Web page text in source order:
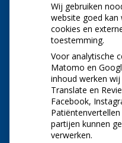
Woensdag: 08.15 uur
16.00 uur
Donderdag:08.15 uur
16.00 uur
Vrijdag:
08.15 uur
NIEUWS
Let op: valse
openstaande
Wij gebruiken
website goed kan
cookies en
toestemming.
Voor analytische
Matomo en
inhoud werken
Translate en
Facebook,
partijen kunnen
verwerken.